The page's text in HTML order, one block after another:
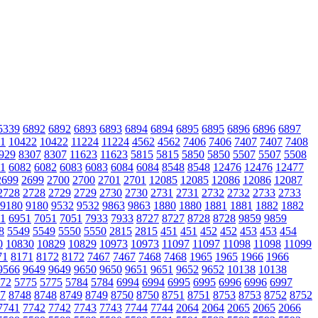
6892 6892 6893 6893 6894 6894 6895 6895 6896 6896 6897
10422 10422 11224 11224 4562 4562 7406 7406 7407 7407 7408
8307 8307 11623 11623 5815 5815 5850 5850 5507 5507 5508
6082 6082 6083 6083 6084 6084 8548 8548 12476 12476 12477
2699 2700 2700 2701 2701 12085 12085 12086 12086 12087
2728 2729 2729 2730 2730 2731 2731 2732 2732 2733 2733
9180 9180 9532 9532 9863 9863 1880 1880 1881 1881 1882 1882
6951 7051 7051 7933 7933 8727 8727 8728 8728 9859 9859
5549 5549 5550 5550 2815 2815 451 451 452 452 453 453 454
10830 10829 10829 10973 10973 11097 11097 11098 11098 11099
8171 8172 8172 7467 7467 7468 7468 1965 1965 1966 1966
9649 9649 9650 9650 9651 9651 9652 9652 10138 10138
5775 5775 5784 5784 6994 6994 6995 6995 6996 6996 6997
8748 8748 8749 8749 8750 8750 8751 8751 8753 8753 8752 8752
7742 7742 7743 7743 7744 7744 2064 2064 2065 2065 2066